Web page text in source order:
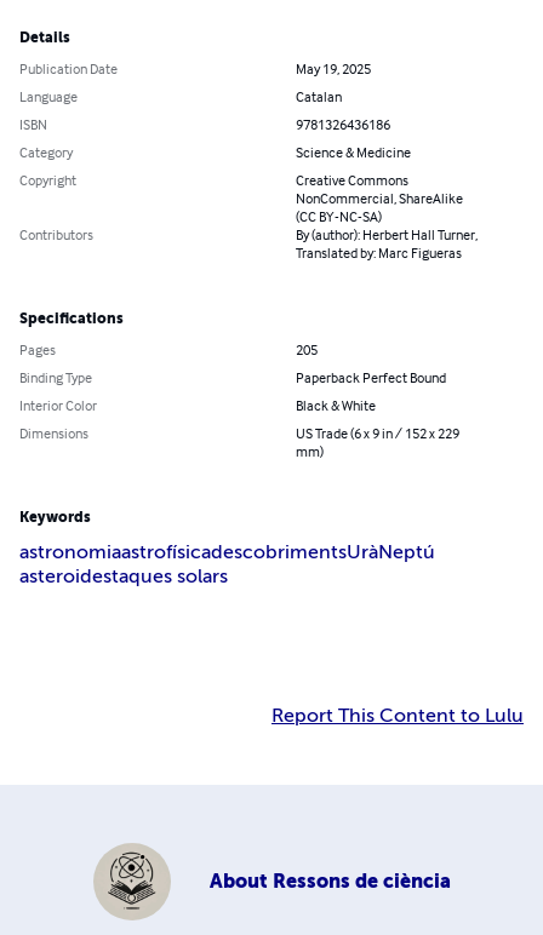
Details
Publication Date
May 19, 2025
Language
Catalan
ISBN
9781326436186
Category
Science & Medicine
Copyright
Creative Commons
NonCommercial, ShareAlike
(CC BY-NC-SA)
Contributors By (author): Herbert Hall Turner,
Translated by: Marc Figueras
Specifications
Pages
205
Binding Type
Paperback Perfect Bound
Interior Color
Black & White
Dimensions
US Trade (6 x 9 in / 152 x 229
mm)
Keywords
astronomiaastrofísicadescobrimentsUràNeptú
asteroidestaques solars
Report This Content to Lulu
About Ressons de ciència